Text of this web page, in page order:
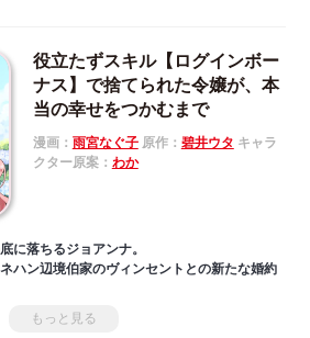
役立たずスキル【ログインボー
ナス】で捨てられた令嬢が、本
当の幸せをつかむまで
漫画： 雨宮なぐ子原作： 碧井ウタ キャラ
クター原案： わか
に落ちるジョアンナ。
ハン辺境伯家のヴィンセントとの新たな婚約
ログインボーナス】の開花、美麗な次期辺境
から受ける溺愛――
もっと見る